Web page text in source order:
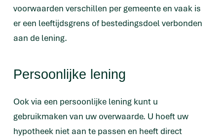
voorwaarden verschillen per gemeente en vaak is
er een leeftijdsgrens of bestedingsdoel verbonden
aan de lening.
Persoonlijke lening
Ook via een persoonlijke lening kunt u
gebruikmaken van uw overwaarde. U hoeft uw
hypotheek niet aan te passen en heeft direct